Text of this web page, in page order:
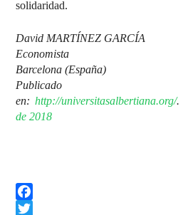
solidaridad.
David MARTÍNEZ GARCÍA
Economista
Barcelona (España)
Publicado
en: http://universitasalbertiana.org/.
de 2018
Facebook